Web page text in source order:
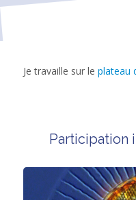
Je travaille sur le plateau
Participation